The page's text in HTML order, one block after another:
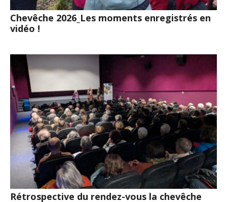
Chevêche 2026_Les moments enregistrés en
vidéo !
Rétrospective du rendez-vous la chevêche